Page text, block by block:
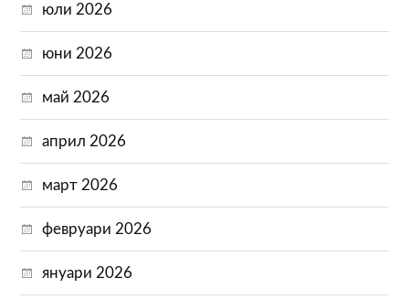
юли 2026
юни 2026
май 2026
април 2026
март 2026
февруари 2026
януари 2026